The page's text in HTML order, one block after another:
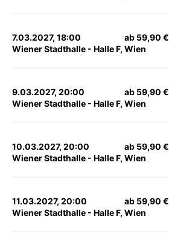
7.03.2027, 18:00
Wiener Stadthalle - Halle F, Wien
ab 59,90 €
9.03.2027, 20:00
Wiener Stadthalle - Halle F, Wien
ab 59,90 €
10.03.2027, 20:00
Wiener Stadthalle - Halle F, Wien
ab 59,90 €
11.03.2027, 20:00
Wiener Stadthalle - Halle F, Wien
ab 59,90 €